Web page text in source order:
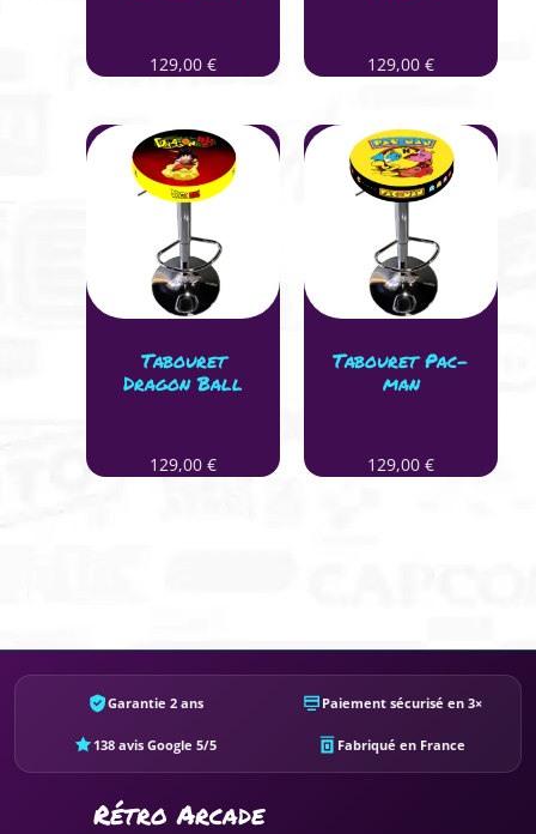
129,00 € 129,00 €
Tabouret
Dragon Ball
129,00 €
Tabouret Pac-
man
129,00 €
Garantie 2 ans Paiement sécurisé en 3×
138 avis Google 5/5 Fabriqué en France
Rétro Arcade